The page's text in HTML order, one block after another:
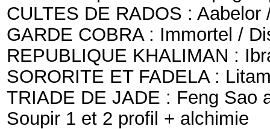
CULTES DE RADOS :
GARDE COBRA : Immortel /
REPUBLIQUE KHALIMAN :
SORORITE ET FADELA :
TRIADE DE JADE : Feng Sao
Soupir 1 et 2 profil + alchimie